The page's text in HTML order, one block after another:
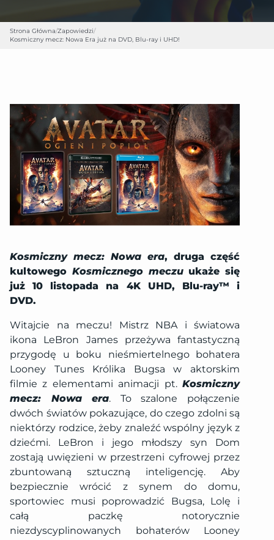
Strona Główna/Zapowiedzi/
Kosmiczny mecz: Nowa Era już na DVD, Blu-ray i UHD!
Kosmiczny mecz: Nowa era, druga część
kultowego Kosmicznego meczuukaże się
już 10 listopada na 4K UHD, Blu-ray™ i
DVD.
Witajcie na meczu! Mistrz NBA i światowa
ikona LeBron James przeżywa fantastyczną
przygodę u boku nieśmiertelnego bohatera
Looney Tunes Królika Bugsa w aktorskim
filmie z elementami animacji pt. Kosmiczny
mecz: Nowa era. To szalone połączenie
dwóch światów pokazujące, do czego zdolni są
niektórzy rodzice, żeby znaleźć wspólny język z
dziećmi. LeBron i jego młodszy syn Dom
zostają uwięzieni w przestrzeni cyfrowej przez
zbuntowaną sztuczną inteligencję. Aby
bezpiecznie wrócić z synem do domu,
sportowiec musi poprowadzić Bugsa, Lolę i
całą paczkę notorycznie
niezdyscyplinowanych bohaterów Looney